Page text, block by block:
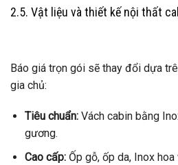
2.5. Vật liệu và thiết kế nội thất
Báo giá trọn gói sẽ thay đổi dựa
gia chủ:
Tiêu chuẩn:Vách cabin bằng
gương.
Cao cấp:Ốp gỗ, ốp da, Inox